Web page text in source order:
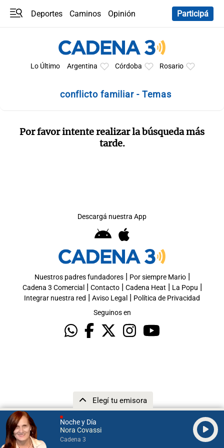
Noche y Día
Nora Covassi
Cadena 3
Elegí tu emisora
Deportes Caminos
Opinión
Participá
Lo Último Argentina Córdoba Rosario
conflicto familiar - Temas
Por favor intente realizar la búsqueda más
tarde.
Descargá nuestra App
Nuestros padres fundadores| Por siempre Mario|
Cadena 3 Comercial | Contacto| Cadena Heat | La Popu |
Integrar nuestra red | Aviso Legal | Política de Privacidad
Seguinos en